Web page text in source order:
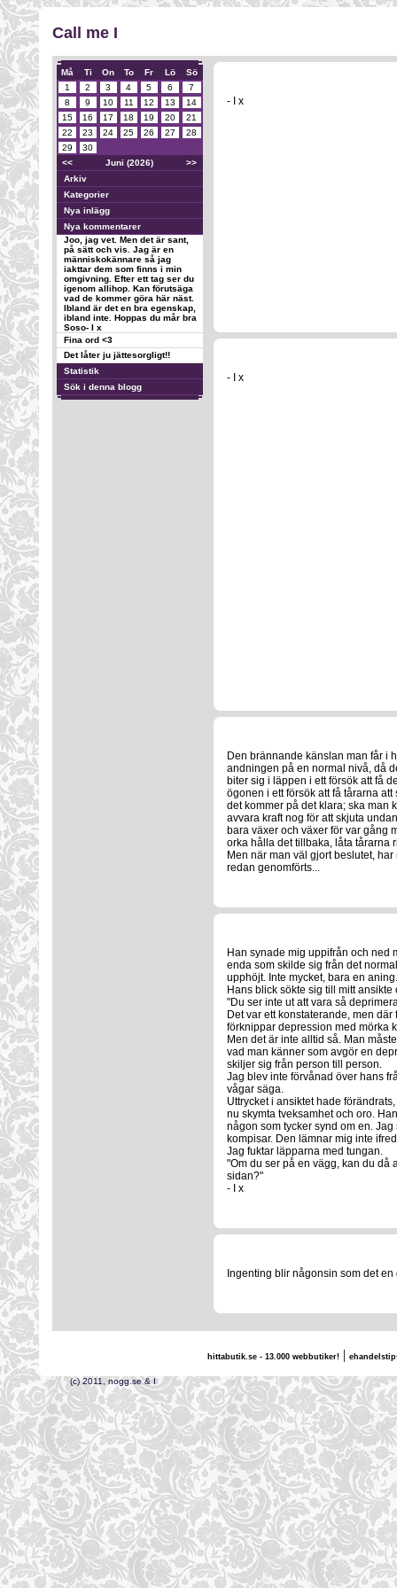
Call me I
Må Ti On To Fr Lö
Sö
1
2 3 4 5 6
7
8
9 10 11 12 13
14
15
16 17 18 19 20
21
22
23 24 25 26 27
28
29
30
<<
Juni (2026)
>>
Arkiv
Kategorier
Nya inlägg
Nya kommentarer
Joo, jag vet. Men det är sant,
på sätt och vis. Jag är en
människokännare så jag
iakttar dem som finns i min
omgivning. Efter ett tag ser du
igenom allihop. Kan förutsäga
vad de kommer göra här näst.
Ibland är det en bra egenskap,
ibland inte. Hoppas du mår bra
Soso- I x
Fina ord <3
Det låter ju jättesorgligt!!
Statistik
Sök i denna blogg
- I x
- I x
Den brännande känslan man får i
andningen på en normal nivå, då
biter sig i läppen i ett försök att få
ögonen i ett försök att få tårarna
det kommer på det klara; ska man
avvara kraft nog för att skjuta
bara växer och växer för var gång
orka hålla det tillbaka, låta tårarna
Men när man väl gjort beslutet,
redan genomförts...
Han synade mig uppifrån och ned
enda som skilde sig från det
upphöjt. Inte mycket, bara en aning.
Hans blick sökte sig till mitt ansikte
"Du ser inte ut att vara så
Det var ett konstaterande, men
förknippar depression med mörka
Men det är inte alltid så. Man
vad man känner som avgör en
skiljer sig från person till person.
Jag blev inte förvånad över hans
vågar säga.
Uttrycket i ansiktet hade
nu skymta tveksamhet och oro.
någon som tycker synd om en.
kompisar. Den lämnar mig inte
Jag fuktar läpparna med tungan.
"Om du ser på en vägg, kan du då
sidan?"
- I x
Ingenting blir någonsin som det
hittabutik.se - 13.000 webbutiker!|
(c) 2011, nogg.se & I